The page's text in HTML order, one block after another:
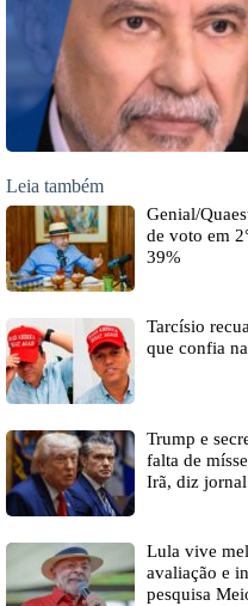
Leia também
Genial/
de voto em
39%
Tarcísio
que confia
Trump e
falta de
Irã, diz jornal
Lula vive
avaliação e
pesquisa